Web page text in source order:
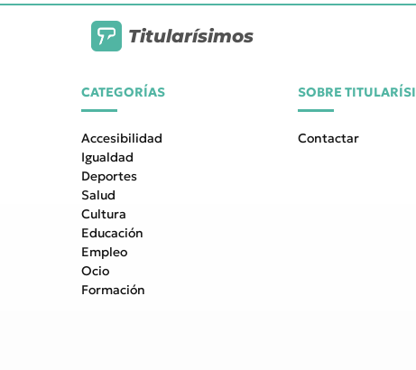
Titularísimos
CATEGORÍAS
Accesibilidad
Igualdad
Deportes
Salud
Cultura
Educación
Empleo
Ocio
Formación
SOBRE
Contactar